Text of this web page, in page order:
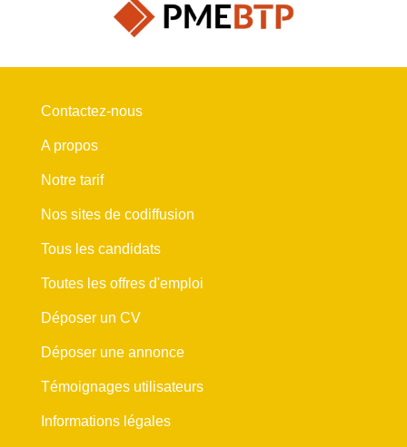
Contactez-nous
A propos
Notre tarif
Nos sites de codiffusion
Tous les candidats
Toutes les offres d'emploi
Déposer un CV
Déposer une annonce
Témoignages utilisateurs
Informations légales